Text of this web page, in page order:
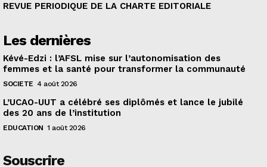
REVUE PERIODIQUE DE LA CHARTE EDITORIALE
Les dernières
Kévé-Edzi : l’AFSL mise sur l’autonomisation des
femmes et la santé pour transformer la communauté
SOCIETE 4 août 2026
L’UCAO-UUT a célébré ses diplômés et lance le jubilé
des 20 ans de l’institution
EDUCATION 1 août 2026
Souscrire